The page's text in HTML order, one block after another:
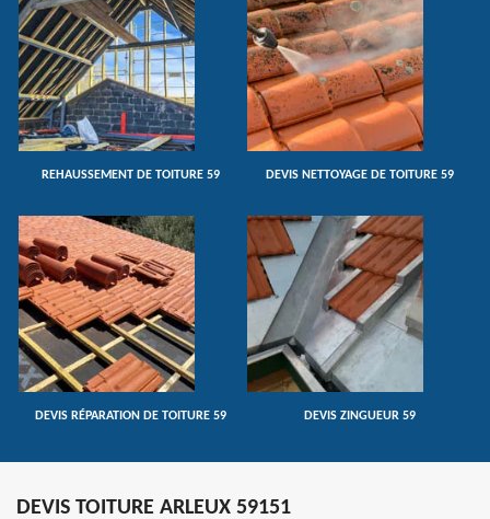
REHAUSSEMENT DE TOITURE 59 DEVIS NETTOYAGE DE TOITURE 59
DEVIS RÉPARATION DE TOITURE 59 DEVIS ZINGUEUR 59
DEVIS TOITURE ARLEUX 59151